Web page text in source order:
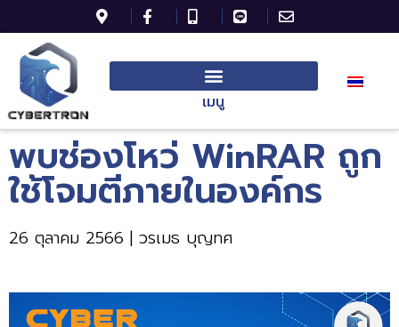
เมนู
พบช่องโหว่ WinRAR ถูก
ใช้โจมตีภายในองค์กร
26 ตุลาคม 2566 | วรเมธ บุญทศ